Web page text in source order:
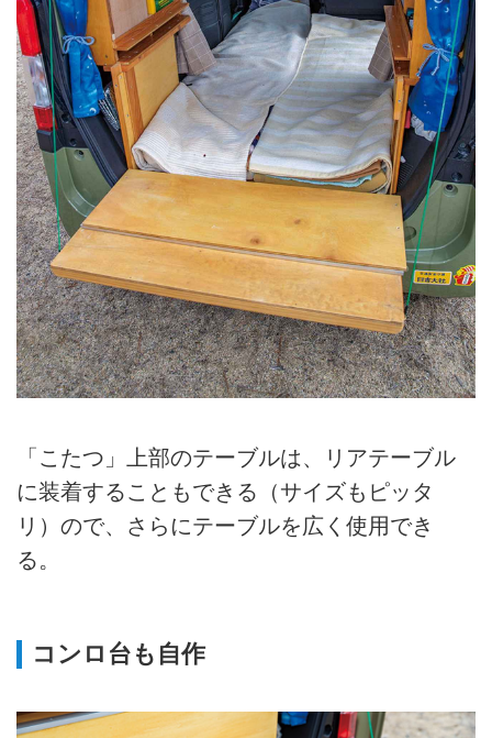
「こたつ」上部のテーブルは、リアテーブル
に装着することもできる（サイズもピッタ
リ）ので、さらにテーブルを広く使用でき
る。
コンロ台も自作